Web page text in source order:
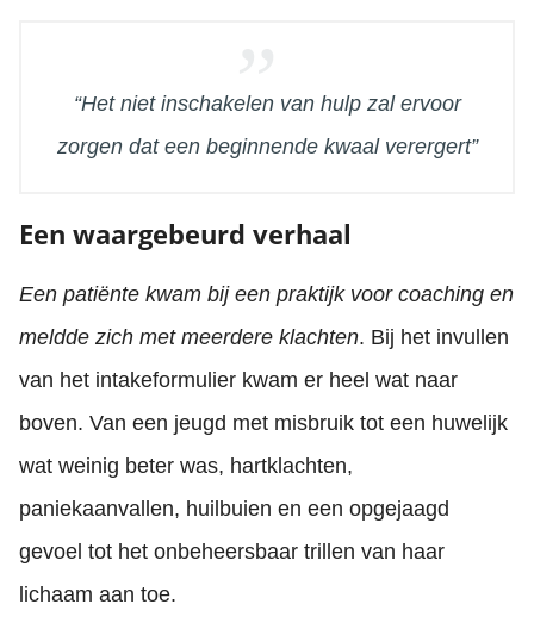
“Het niet inschakelen van hulp zal ervoor
zorgen dat een beginnende kwaal verergert”
Een waargebeurd verhaal
Een patiënte kwam bij een praktijk voor coaching en
meldde zich met meerdere klachten. Bij het invullen
van het intakeformulier kwam er heel wat naar
boven. Van een jeugd met misbruik tot een huwelijk
wat weinig beter was, hartklachten,
paniekaanvallen, huilbuien en een opgejaagd
gevoel tot het onbeheersbaar trillen van haar
lichaam aan toe.